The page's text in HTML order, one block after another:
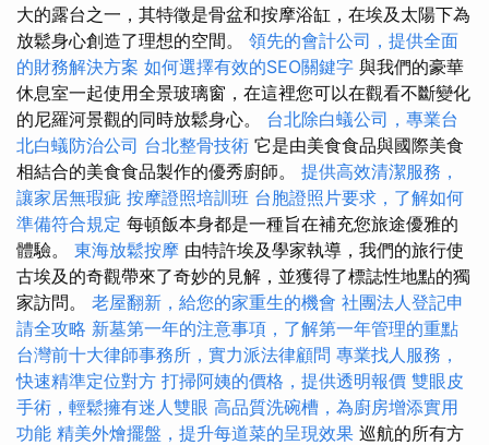
大的露台之一，其特徵是骨盆和按摩浴缸，在埃及太陽下為
放鬆身心創造了理想的空間。 領先的會計公司，提供全面
的財務解決方案 如何選擇有效的SEO關鍵字 與我們的豪華
休息室一起使用全景玻璃窗，在這裡您可以在觀看不斷變化
的尼羅河景觀的同時放鬆身心。 台北除白蟻公司，專業台
北白蟻防治公司 台北整骨技術 它是由美食食品與國際美食
相結合的美食食品製作的優秀廚師。 提供高效清潔服務，
讓家居無瑕疵 按摩證照培訓班 台胞證照片要求，了解如何
準備符合規定 每頓飯本身都是一種旨在補充您旅途優雅的
體驗。 東海放鬆按摩 由特許埃及學家執導，我們的旅行使
古埃及的奇觀帶來了奇妙的見解，並獲得了標誌性地點的獨
家訪問。 老屋翻新，給您的家重生的機會 社團法人登記申
請全攻略 新墓第一年的注意事項，了解第一年管理的重點
台灣前十大律師事務所，實力派法律顧問 專業找人服務，
快速精準定位對方 打掃阿姨的價格，提供透明報價 雙眼皮
手術，輕鬆擁有迷人雙眼 高品質洗碗槽，為廚房增添實用
功能 精美外燴擺盤，提升每道菜的呈現效果 巡航的所有方